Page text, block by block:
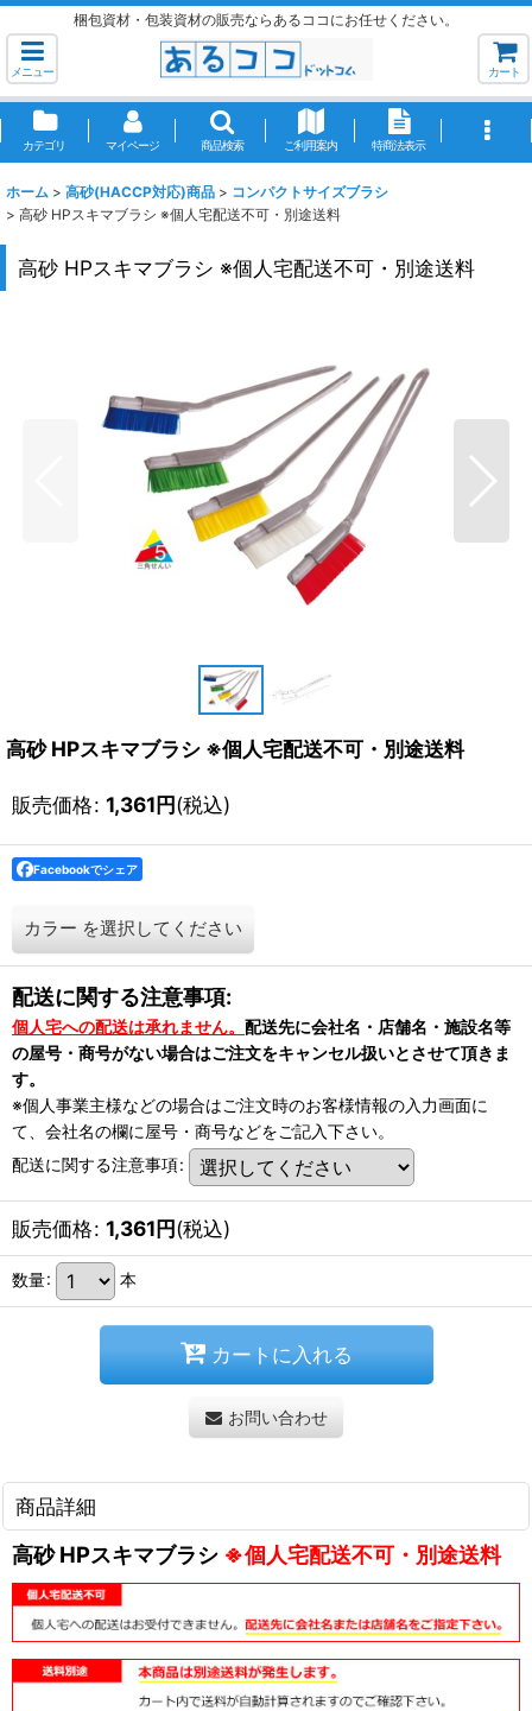
梱包資材・包装資材の販売ならあるココにお任せください。
メニュー カート
カテゴリ マイページ 商品検索 ご利用案内 特商法表示
ホーム > 高砂(HACCP対応)商品 > コンパクトサイズブラシ
> 高砂 HPスキマブラシ ※個人宅配送不可・別途送料
高砂 HPスキマブラシ ※個人宅配送不可・別途送料
高砂 HPスキマブラシ ※個人宅配送不可・別途送料
販売価格: 1,361円(税込)
Facebookでシェア
カラー を選択してください
配送に関する注意事項:
個人宅への配送は承れません。 配送先に会社名・店舗名・施設名等
の屋号・商号がない場合はご注文をキャンセル扱いとさせて頂きま
す。
※個人事業主様などの場合はご注文時のお客様情報の入力画面に
て、会社名の欄に屋号・商号などをご記入下さい。
配送に関する注意事項:
販売価格: 1,361円(税込)
数量: 本
カートに入れる
お問い合わせ
商品詳細
高砂 HPスキマブラシ ※個人宅配送不可・別途送料